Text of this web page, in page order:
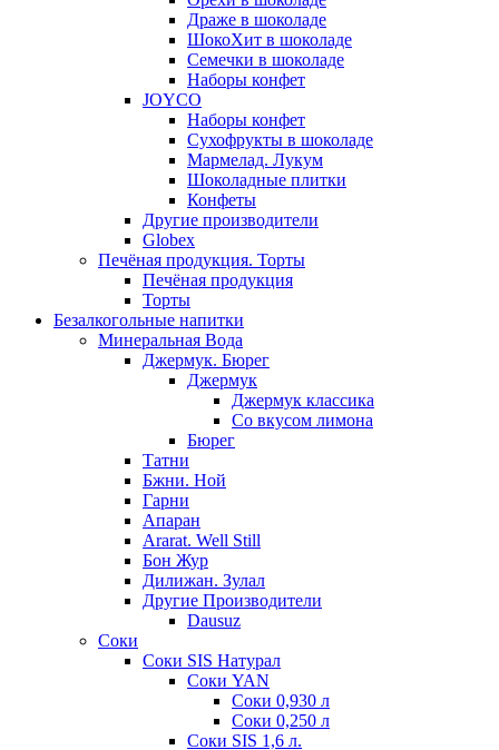
Драже в шоколаде
ШокоХит в шоколаде
Семечки в шоколаде
Наборы конфет
JOYCO
Наборы конфет
Сухофрукты в шоколаде
Мармелад. Лукум
Шоколадные плитки
Конфеты
Другие производители
Globex
Печёная продукция. Торты
Печёная продукция
Торты
Безалкогольные напитки
Минеральная Вода
Джермук. Бюрег
Джермук
Джермук классика
Со вкусом лимона
Бюрег
Татни
Бжни. Ной
Гарни
Апаран
Ararat. Well Still
Бон Жур
Дилижан. Зулал
Другие Производители
Dausuz
Соки
Соки SIS Натурал
Соки YAN
Соки 0,930 л
Соки 0,250 л
Соки SIS 1,6 л.